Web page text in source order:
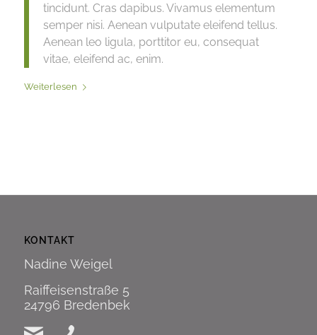
tincidunt. Cras dapibus. Vivamus elementum
semper nisi. Aenean vulputate eleifend tellus.
Aenean leo ligula, porttitor eu, consequat
vitae, eleifend ac, enim.
Weiterlesen
KONTAKT
Nadine Weigel
Raiffeisenstraße 5
24796 Bredenbek